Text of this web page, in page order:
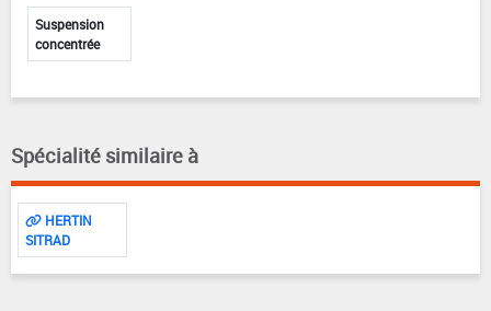
Suspension
concentrée
Spécialité similaire à
HERTIN
SITRAD